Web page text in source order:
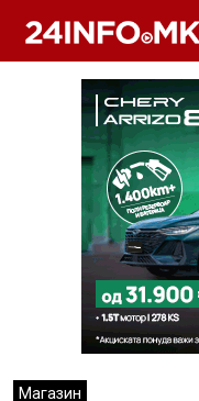
Магазин